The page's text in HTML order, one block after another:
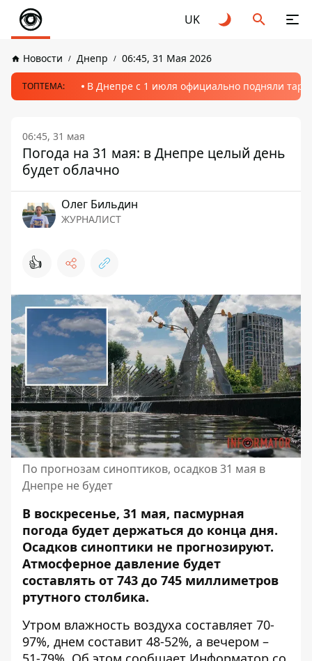
UK
Новости Днепр 06:45, 31 Мая 2026
ТОПТЕМА: В Днепре с 1 июля официально подняли
06:45, 31 мая
Погода на 31 мая: в Днепре целый день
будет облачно
Олег Бильдин
ЖУРНАЛИСТ
👍
По прогнозам синоптиков, осадков 31 мая в
Днепре не будет
В воскресенье, 31 мая, пасмурная
погода будет держаться до конца дня.
Осадков синоптики не прогнозируют.
Атмосферное давление будет
составлять от 743 до 745 миллиметров
ртутного столбика.
Утром влажность воздуха составляет 70-
97%, днем ​​составит 48-52%, а вечером –